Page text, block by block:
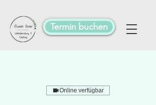
Termin buchen
Online verfügbar